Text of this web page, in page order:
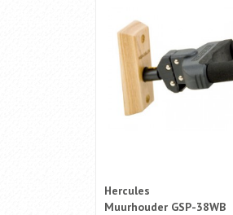
Hercules
Muurhouder GSP-38WB